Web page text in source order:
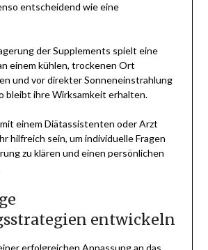
entscheidend wie eine
der Supplements spielt eine
einem kühlen, trockenen Ort
und vor direkter Sonneneinstrahlung
bleibt ihre Wirksamkeit erhalten.
einem Diätassistenten oder Arzt
hilfreich sein, um individuelle Fragen
zu klären und einen persönlichen
entwickeln
erfolgreichen Anpassung an das